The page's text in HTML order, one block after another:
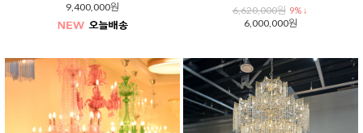
9,400,000원
6,620,000원 9% ↓
6,000,000원